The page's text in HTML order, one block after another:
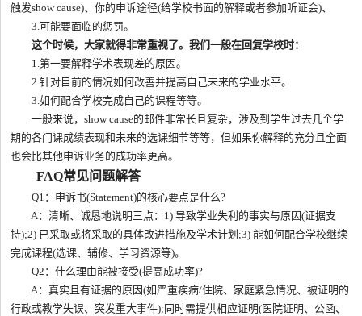
触发show cause)、你的申诉途径(给学校书面的解释或者参加听证会)、
3.可能要面临的惩罚。
这个时候，大家就得非常重视了。我们一般在回复学校时：
1.第一要解释学术表现差的原因。
2.针对目前的情况如何改善并提高自己未来的学业水平。
3.如何配合学校完成自己的课程等等。
一般来说，show cause的邮件非常长且复杂，涉及到学生过去几个学
期的各门课成绩表现和未来的选课细节等等，但如果你解释的充分且全面
也会比其他申诉业务的成功率更高。
FAQ常见问题解答
Q1：申诉书(Statement)的核心要点是什么?
A：清晰、诚恳地说明三点：1) 导致学业失利的事实与原因(证据支
持);2) 已采取或将采取的具体改进措施及学术计划;3) 能如何配合学校继续
完成课程(选课、辅修、学习资源等)。
Q2：什么理由能被接受(提高成功率)?
A：真实且有证据的原因(如严重疾病/住院、家庭紧急情况、被证明的
行政或教学失误、突发重大事件);同时需提供相应证明(医院证明、公函、